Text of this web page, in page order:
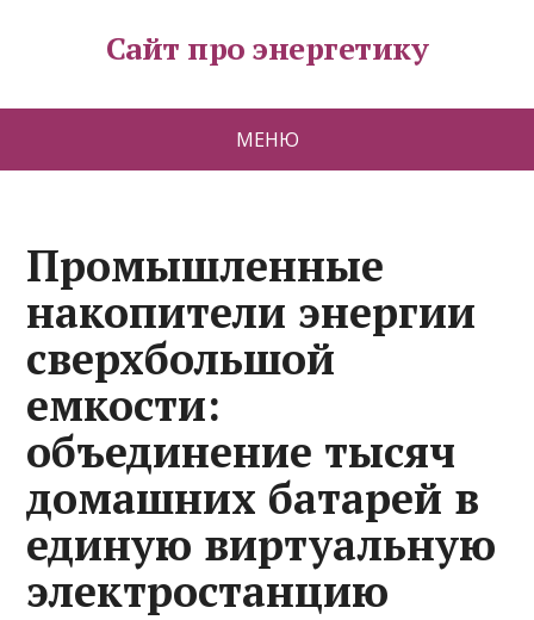
Сайт про энергетику
МЕНЮ
Промышленные
накопители энергии
сверхбольшой
емкости:
объединение тысяч
домашних батарей в
единую виртуальную
электростанцию